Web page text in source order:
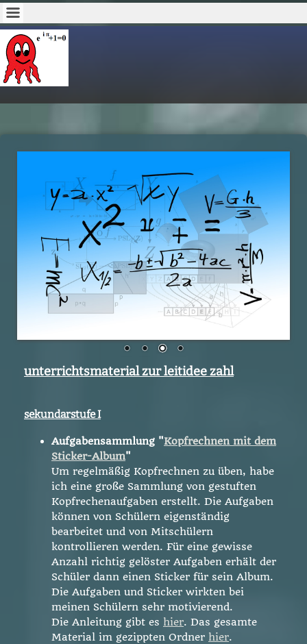
unterrichtsmaterial zur leitidee zahl
sekundarstufe I
Aufgabensammlung "Kopfrechnen mit dem
Sticker-Album"
Um regelmäßig Kopfrechnen zu üben, habe
ich eine große Sammlung von gestuften
Kopfrechenaufgaben erstellt. Die Aufgaben
können von Schülern eigenständig
bearbeitet und von Mitschülern
kontrollieren werden. Für eine gewisse
Anzahl richtig gelöster Aufgaben erhält der
Schüler dann einen Sticker für sein Album.
Die Aufgaben und Sticker wirkten bei
meinen Schülern sehr motivierend.
Die Anleitung gibt es hier. Das gesamte
Material im gezippten Ordner hier.